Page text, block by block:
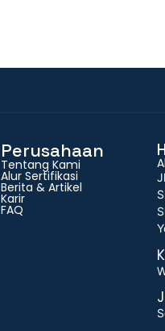
Perusahaan
Tentang Kami
Alur Sertifikasi
Berita & Artikel
Karir
FAQ